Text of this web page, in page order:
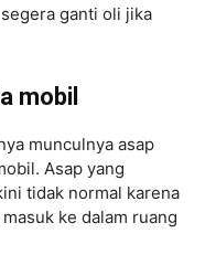
ganti oli jika
mobil
munculnya asap
Asap yang
tidak normal karena
ke dalam ruang